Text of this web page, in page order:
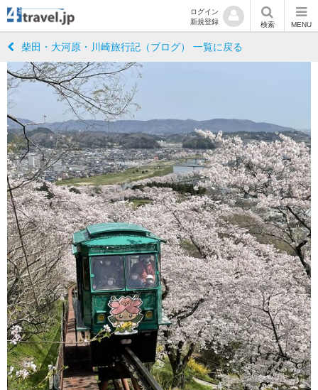
ログイン
新規登録
検索 MENU
柴田・大河原・川崎旅行記（ブログ） 一覧に戻る